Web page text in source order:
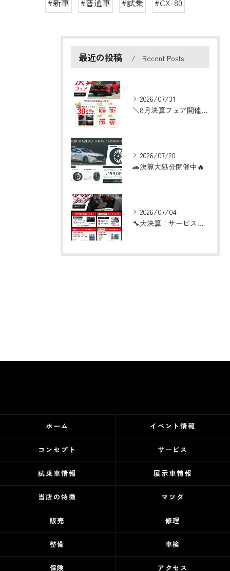
#新車
#普通車 #試乗 #CX-80
最近の投稿 Recent Posts
2026/07/31
＼8月決算フェア開催！／
2026/07/20
🚗決算大処分開催中🔥
2026/07/04
🔧大決算！サービスフェア開催！🔧
ホーム イベント情報
コンセプト サービス
試乗車情報 展示車情報
当店の特徴 マツダ
販売 修理
整備 車検
保険 アクセス